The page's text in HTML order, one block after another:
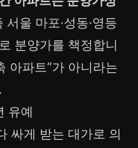
서울 마포·성동·영등
분양가를 책정합니
아파트”가 아니라는
유예
싸게 받는 대가로 의